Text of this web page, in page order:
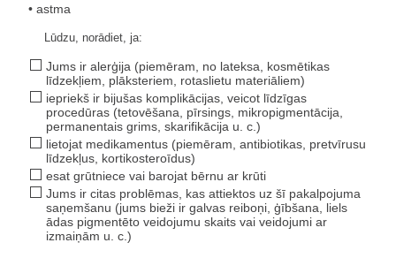
• astma
Lūdzu, norādiet, ja:
Jums ir alerģija (piemēram, no lateksa, kosmētikas
līdzekļiem, plāksteriem, rotaslietu materiāliem)
iepriekš ir bijušas komplikācijas, veicot līdzīgas
procedūras (tetovēšana, pīrsings, mikropigmentācija,
permanentais grims, skarifikācija u. c.)
lietojat medikamentus (piemēram, antibiotikas, pretvīrusu
līdzekļus, kortikosteroīdus)
esat grūtniece vai barojat bērnu ar krūti
Jums ir citas problēmas, kas attiektos uz šī pakalpojuma
saņemšanu (jums bieži ir galvas reiboņi, ģībšana, liels
ādas pigmentēto veidojumu skaits vai veidojumi ar
izmaiņām u. c.)